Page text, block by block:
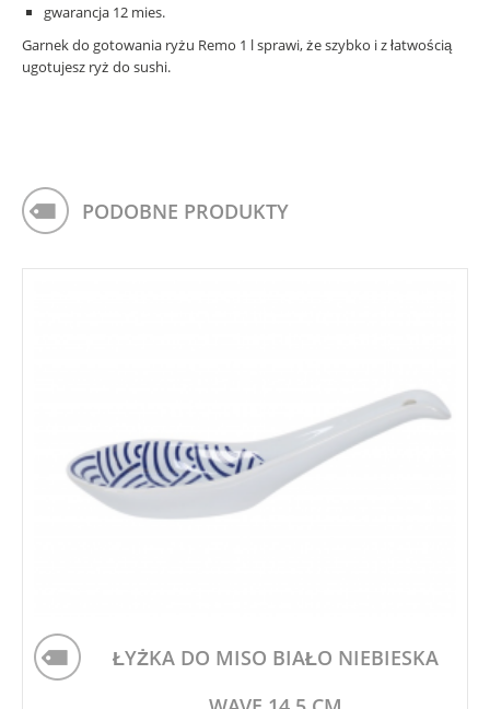
gwarancja 12 mies.
Garnek do gotowania ryżu Remo 1 l sprawi, że szybko i z łatwością
ugotujesz ryż do sushi.
PODOBNE PRODUKTY
ŁYŻKA DO MISO BIAŁO NIEBIESKA